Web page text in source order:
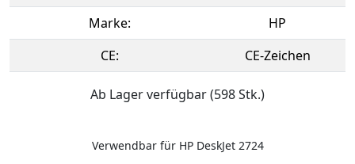
Marke:
HP
CE:
CE-Zeichen
Ab Lager verfügbar (598 Stk.)
Verwendbar für HP DeskJet 2724